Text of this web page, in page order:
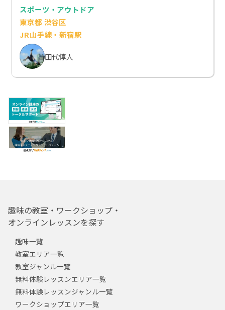
スポーツ・アウトドア
東京都 渋谷区
JR山手線・新宿駅
田代惇人
趣味の教室・ワークショップ・
オンラインレッスンを探す
趣味一覧
教室エリア一覧
教室ジャンル一覧
無料体験レッスンエリア一覧
無料体験レッスンジャンル一覧
ワークショップエリア一覧